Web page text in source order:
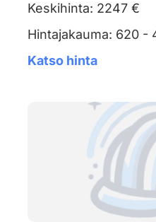
Keskihinta: 2247 €
Hintajakauma: 620 -
Katso hinta